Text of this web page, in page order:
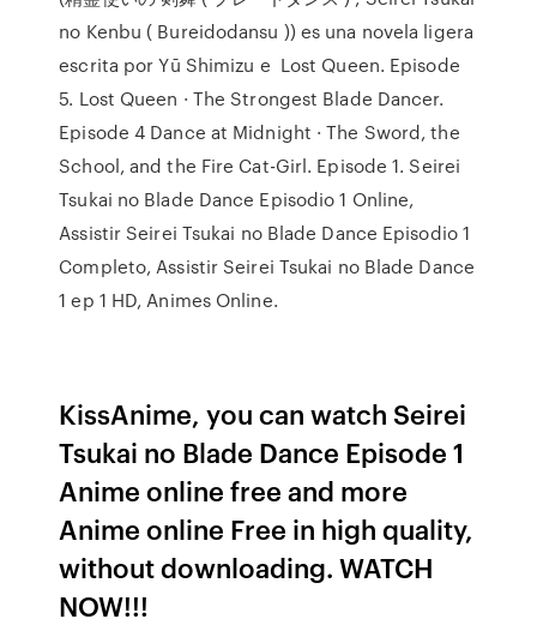
no Kenbu ( Bureidodansu )) es una novela ligera
escrita por Yū Shimizu e Lost Queen. Episode
5. Lost Queen · The Strongest Blade Dancer.
Episode 4 Dance at Midnight · The Sword, the
School, and the Fire Cat-Girl. Episode 1. Seirei
Tsukai no Blade Dance Episodio 1 Online,
Assistir Seirei Tsukai no Blade Dance Episodio 1
Completo, Assistir Seirei Tsukai no Blade Dance
1 ep 1 HD, Animes Online.
KissAnime, you can watch Seirei
Tsukai no Blade Dance Episode 1
Anime online free and more
Anime online Free in high quality,
without downloading. WATCH
NOW!!!